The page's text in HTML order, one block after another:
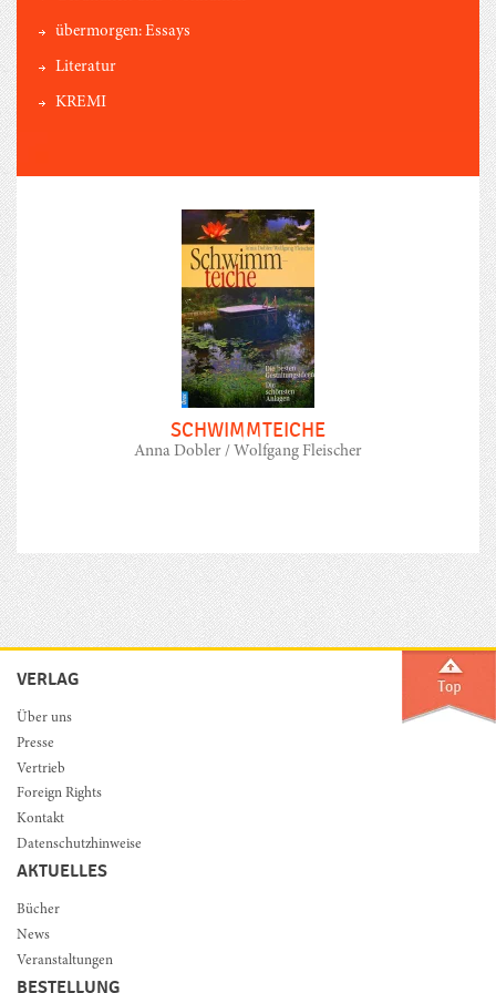
übermorgen: Essays
Literatur
KREMI
SCHWIMMTEICHE
Anna Dobler / Wolfgang Fleischer
VERLAG
Über uns
Presse
Vertrieb
Foreign Rights
Kontakt
Datenschutzhinweise
AKTUELLES
Bücher
News
Veranstaltungen
BESTELLUNG